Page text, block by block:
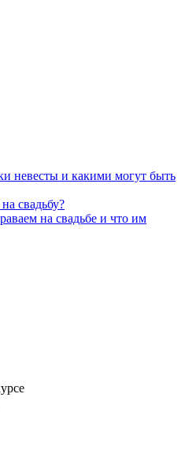
невесты и какими могут быть
свадьбу?
на свадьбе и что им